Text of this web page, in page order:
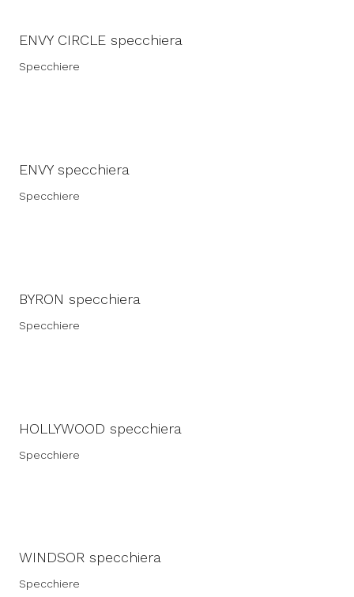
ENVY CIRCLE specchiera
Specchiere
ENVY specchiera
Specchiere
BYRON specchiera
Specchiere
HOLLYWOOD specchiera
Specchiere
WINDSOR specchiera
Specchiere